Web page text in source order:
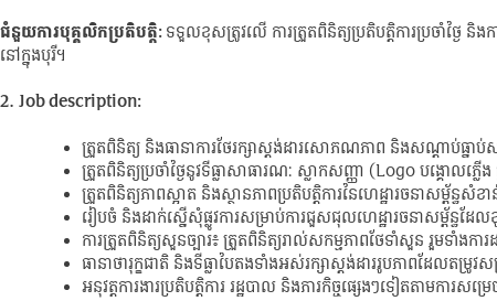
ជំនួយការបុគ្គលិកប្រតិបត្តិ:ទទួលខុសត្រូវលើ ការត្រួតពិនិត្យប្រតិបត្តិការប្រចាំថ្ងៃ
នៅក្នុងបុរី។
2. Job description:
ត្រួតពិនិត្យ និងធានាការថែរក្សាស្តង់ដារសោភណភាព និងសណ្តាប់ធ្នា
ត្រួតពិនិត្យប្រចាំថ្ងៃនូវទីធ្លាសាធារណៈ ស្លាកសញ្ញា (Logo បង្គោលភ្ល
ត្រួតពិនិត្យភាពស្អាត និងស្ថានភាពប្រតិបត្តិការនៃហេដ្ឋារចនាសម្ព័ន្ធ
រៀបចំ និងដាក់ស្នើសុំផ្លូវការសម្រាប់ការជួសជុលហេដ្ឋារចនាសម្ព័ន្ធ
ការត្រួតពិនិត្យសួនច្បារ៖ ត្រួតពិនិត្យរាល់សកម្មភាពថែទាំសួន រួមទាំងការ
ធានាថារុក្ខជាតិ និងទីធ្លាបៃតងទាំងអស់រក្សាស្តង់ដាររូបភាពដែលតម្រូ
អនុវត្តការងារប្រតិបត្តិការ រដ្ឋបាល និងភារកិច្ចផ្សេងៗទៀតតាមការសម្